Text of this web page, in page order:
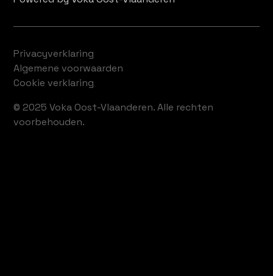
Privacyverklaring
Algemene voorwaarden
Cookie verklaring
© 2025 Voka Oost-Vlaanderen. Alle rechten
voorbehouden.